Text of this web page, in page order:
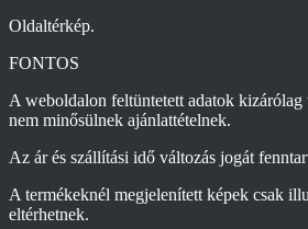
Oldaltérkép.
FONTOS
A weboldalon feltüntetett adatok kizárólag
nem minősülnek ajánlattételnek.
Az ár és szállítási idő változás jogát
A termékeknél megjelenített képek csak
eltérhetnek.